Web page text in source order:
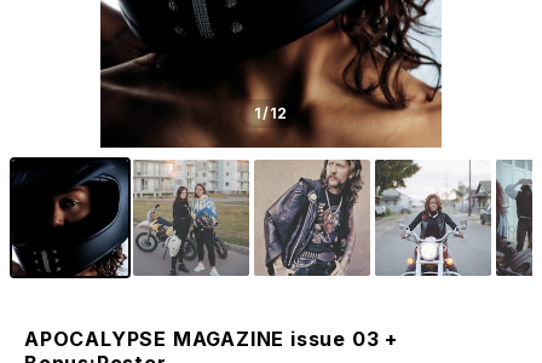
1/12
APOCALYPSE MAGAZINE issue 03 +